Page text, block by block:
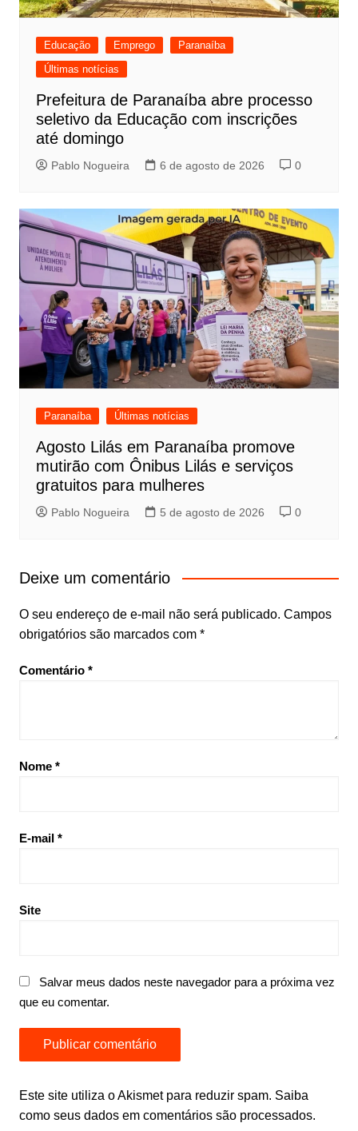
Educação Emprego
Paranaíba
Últimas notícias
Prefeitura de Paranaíba abre processo
seletivo da Educação com inscrições
até domingo
Pablo Nogueira 6 de agosto de 2026 0
Paranaíba Últimas notícias
Agosto Lilás em Paranaíba promove
mutirão com Ônibus Lilás e serviços
gratuitos para mulheres
Pablo Nogueira 5 de agosto de 2026 0
Deixe um comentário
O seu endereço de e-mail não será publicado. Campos
obrigatórios são marcados com *
Comentário *
Nome *
E-mail *
Site
Salvar meus dados neste navegador para a próxima vez
que eu comentar.
Este site utiliza o Akismet para reduzir spam. Saiba
como seus dados em comentários são processados.